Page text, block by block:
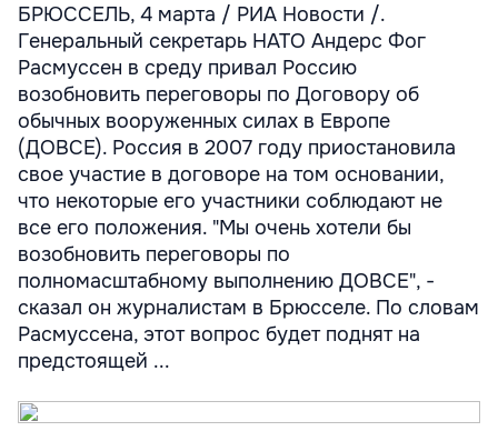
БРЮССЕЛЬ, 4 марта / РИА Новости /.
Генеральный секретарь НАТО Андерс Фог
Расмуссен в среду привал Россию
возобновить переговоры по Договору об
обычных вооруженных силах в Европе
(ДОВСЕ). Россия в 2007 году приостановила
свое участие в договоре на том основании,
что некоторые его участники соблюдают не
все его положения. "Мы очень хотели бы
возобновить переговоры по
полномасштабному выполнению ДОВСЕ", -
сказал он журналистам в Брюсселе. По словам
Расмуссена, этот вопрос будет поднят на
предстоящей ...